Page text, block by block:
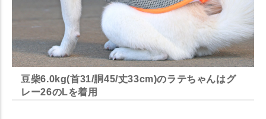
豆柴6.0kg(首31/胴45/丈33cm)のラテちゃんはグ
レー26のLを着用